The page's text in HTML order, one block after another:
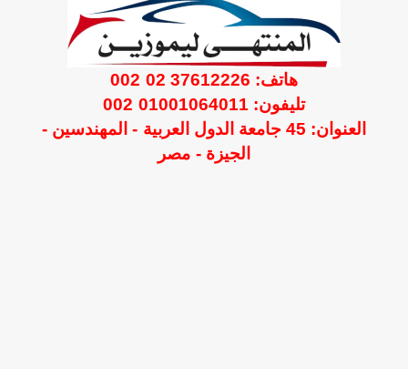
هاتف: 37612226 02 002
تليفون: 01001064011 002
العنوان: 45 جامعة الدول العربية - المهندسين -
الجيزة - مصر